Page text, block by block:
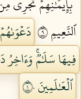
ٱلنَّعِيمِ ٩
فِيهَا سَلَٰمٞۚ وَءَاخِرُ
ٱلۡعَٰلَمِينَ ١٠